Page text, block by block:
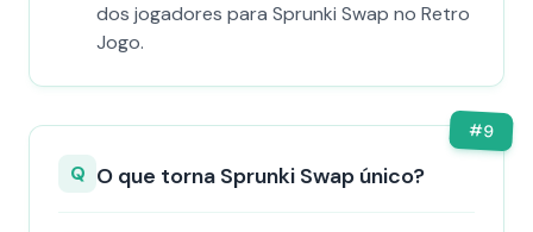
dos jogadores para Sprunki Swap no Retro
Jogo.
#9
Q O que torna Sprunki Swap único?